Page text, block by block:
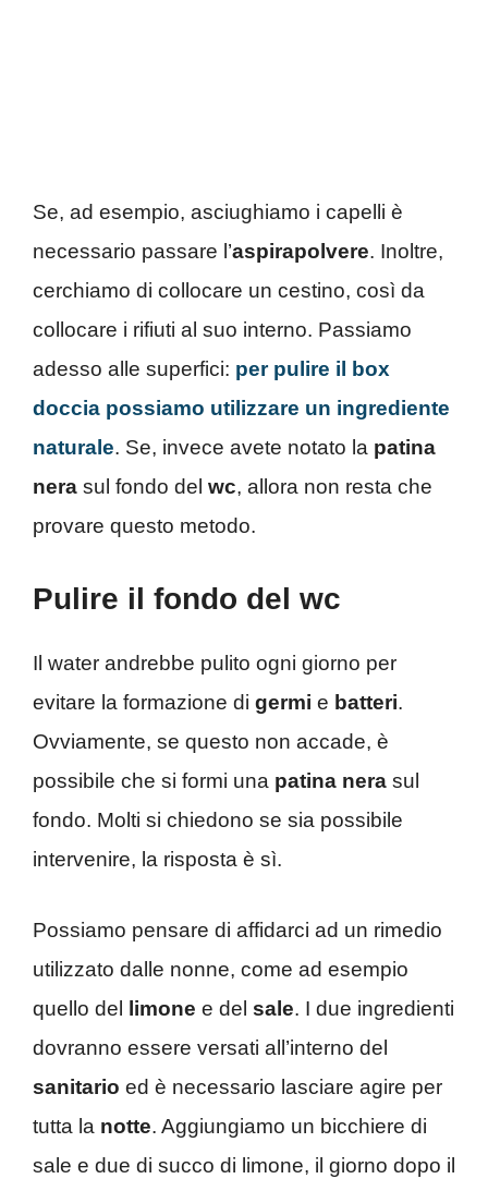
Se, ad esempio, asciughiamo i capelli è
necessario passare l’aspirapolvere. Inoltre,
cerchiamo di collocare un cestino, così da
collocare i rifiuti al suo interno. Passiamo
adesso alle superfici: per pulire il box
doccia possiamo utilizzare un ingrediente
naturale. Se, invece avete notato la patina
nera sul fondo del wc, allora non resta che
provare questo metodo.
Pulire il fondo del wc
Il water andrebbe pulito ogni giorno per
evitare la formazione di germi e batteri.
Ovviamente, se questo non accade, è
possibile che si formi una patina nera sul
fondo. Molti si chiedono se sia possibile
intervenire, la risposta è sì.
Possiamo pensare di affidarci ad un rimedio
utilizzato dalle nonne, come ad esempio
quello del limone e del sale. I due ingredienti
dovranno essere versati all’interno del
sanitario ed è necessario lasciare agire per
tutta la notte. Aggiungiamo un bicchiere di
sale e due di succo di limone, il giorno dopo il